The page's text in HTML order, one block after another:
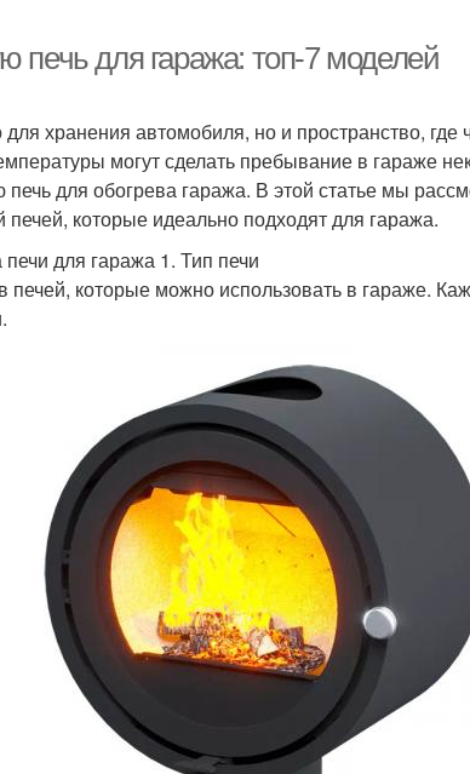
печь для гаража: топ-7 моделей
для хранения автомобиля, но и пространство,
могут сделать пребывание в гараже
для обогрева гаража. В этой статье мы
которые идеально подходят для гаража.
для гаража 1. Тип печи
печей, которые можно использовать в гараже.